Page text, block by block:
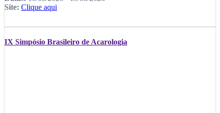
Site: Clique aqui
IX Simpósio Brasileiro de Acarologia